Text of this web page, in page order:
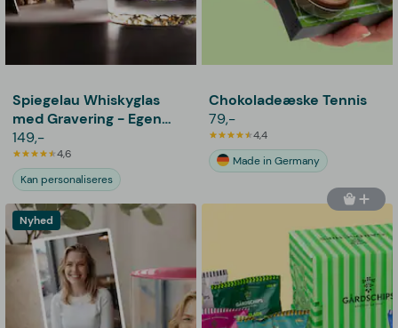
Spiegelau Whiskyglas
med Gravering - Egen
Tekst
149,-
4,6
Kan personaliseres
Chokoladeæske Tennis
79,-
4,4
Made in Germany
Nyhed